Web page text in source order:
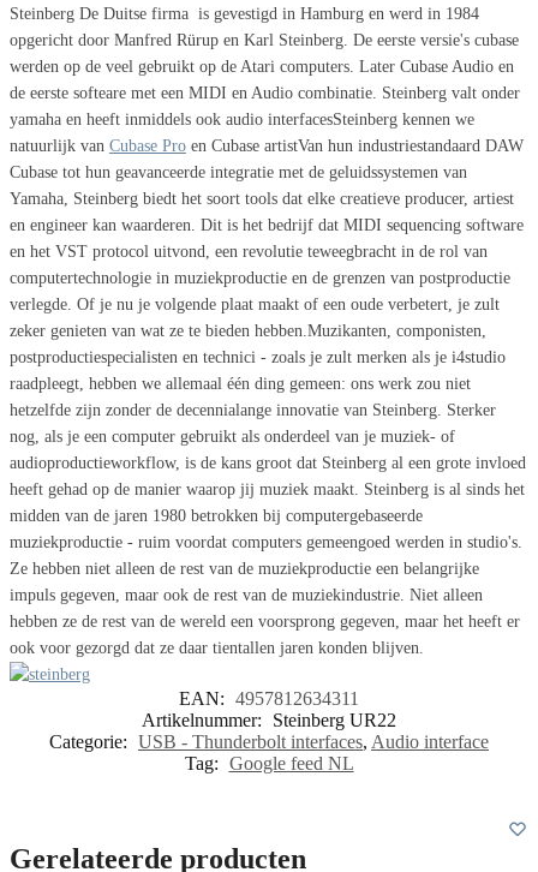
Steinberg De Duitse firma is gevestigd in Hamburg en werd in 1984
opgericht door Manfred Rürup en Karl Steinberg. De eerste versie's cubase
werden op de veel gebruikt op de Atari computers. Later Cubase Audio en
de eerste softeare met een MIDI en Audio combinatie. Steinberg valt onder
yamaha en heeft inmiddels ook audio interfacesSteinberg kennen we
natuurlijk van Cubase Pro en Cubase artistVan hun industriestandaard DAW
Cubase tot hun geavanceerde integratie met de geluidssystemen van
Yamaha, Steinberg biedt het soort tools dat elke creatieve producer, artiest
en engineer kan waarderen. Dit is het bedrijf dat MIDI sequencing software
en het VST protocol uitvond, een revolutie teweegbracht in de rol van
computertechnologie in muziekproductie en de grenzen van postproductie
verlegde. Of je nu je volgende plaat maakt of een oude verbetert, je zult
zeker genieten van wat ze te bieden hebben.Muzikanten, componisten,
postproductiespecialisten en technici - zoals je zult merken als je i4studio
raadpleegt, hebben we allemaal één ding gemeen: ons werk zou niet
hetzelfde zijn zonder de decennialange innovatie van Steinberg. Sterker
nog, als je een computer gebruikt als onderdeel van je muziek- of
audioproductieworkflow, is de kans groot dat Steinberg al een grote invloed
heeft gehad op de manier waarop jij muziek maakt. Steinberg is al sinds het
midden van de jaren 1980 betrokken bij computergebaseerde
muziekproductie - ruim voordat computers gemeengoed werden in studio's.
Ze hebben niet alleen de rest van de muziekproductie een belangrijke
impuls gegeven, maar ook de rest van de muziekindustrie. Niet alleen
hebben ze de rest van de wereld een voorsprong gegeven, maar het heeft er
ook voor gezorgd dat ze daar tientallen jaren konden blijven.
EAN: 4957812634311
Artikelnummer:
Steinberg UR22
Categorie: USB - Thunderbolt interfaces, Audio interface
Tag: Google feed NL
Gerelateerde producten